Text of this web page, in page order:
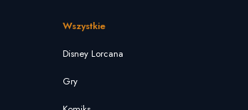
Wszystkie
Disney Lorcana
Gry